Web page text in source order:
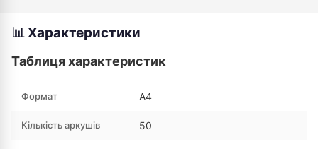
📊 Характеристики
Таблиця характеристик
Формат А4
Кількість аркушів 50